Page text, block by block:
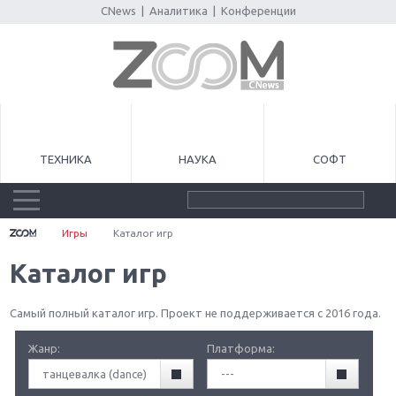
CNews Аналитика Конференции
ТЕХНИКА НАУКА СОФТ
Игры Каталог игр
Каталог игр
Самый полный каталог игр. Проект не поддерживается с 2016 года.
Жанр:
танцевалка (dance)
Платформа:
---